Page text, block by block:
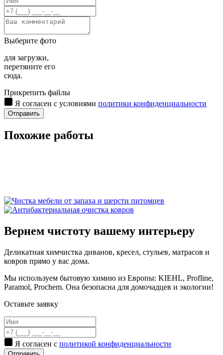
Выберите фото
для загрузки,
перетяните его
сюда.
Прикрепить файлы
Я согласен с условиями политики конфиденциальности
Отправить
Похожие работы
Вернем чистоту вашему интерьеру
Деликатная химчистка диванов, кресел, стульев, матрасов и
ковров прямо у вас дома.
Мы используем бытовую химию из Европы: KIEHL, Proflinе,
Paramol, Prochem. Она безопасна для домочадцев и экологии!
Оставьте заявку
Я согласен с политикой конфиденциальности